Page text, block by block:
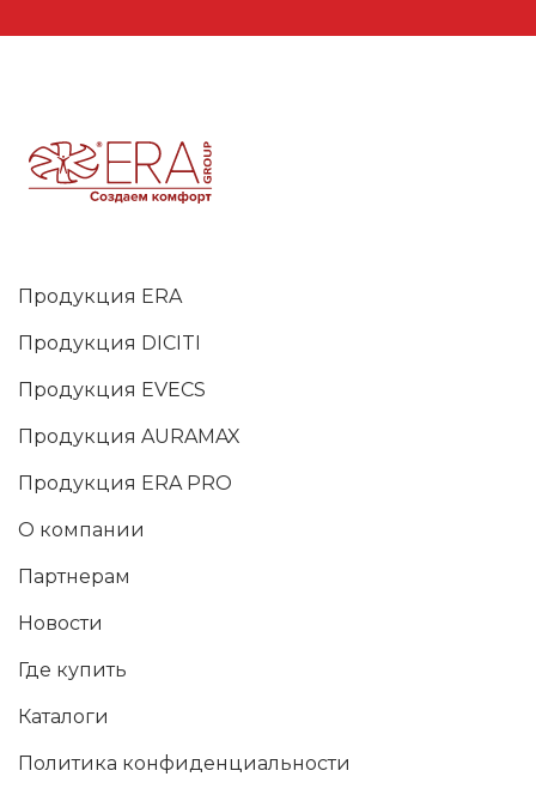
Продукция ERA
Продукция DICITI
Продукция EVECS
Продукция AURAMAX
Продукция ERA PRO
О компании
Партнерам
Новости
Где купить
Каталоги
Политика конфиденциальности